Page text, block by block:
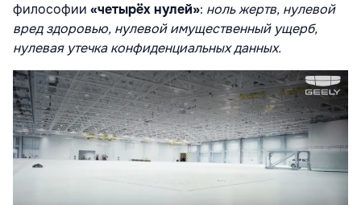
философии «четырёх нулей»: ноль жертв, нулевой
вред здоровью, нулевой имущественный ущерб,
нулевая утечка конфиденциальных данных.